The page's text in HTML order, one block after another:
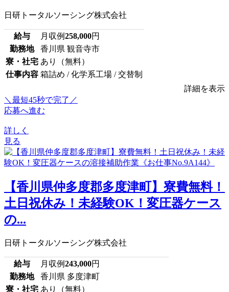
日研トータルソーシング株式会社
給与 月収例258,000円
勤務地
香川県 観音寺市
寮・社宅 あり（無料）
仕事内容 箱詰め / 化学系工場 / 交替制
詳細を表示
＼最短45秒で完了／
応募へ進む
詳しく
見る
【香川県仲多度郡多度津町】寮費無料！
土日祝休み！未経験OK！変圧器ケース
の...
日研トータルソーシング株式会社
給与 月収例243,000円
勤務地
香川県 多度津町
寮・社宅 あり（無料）